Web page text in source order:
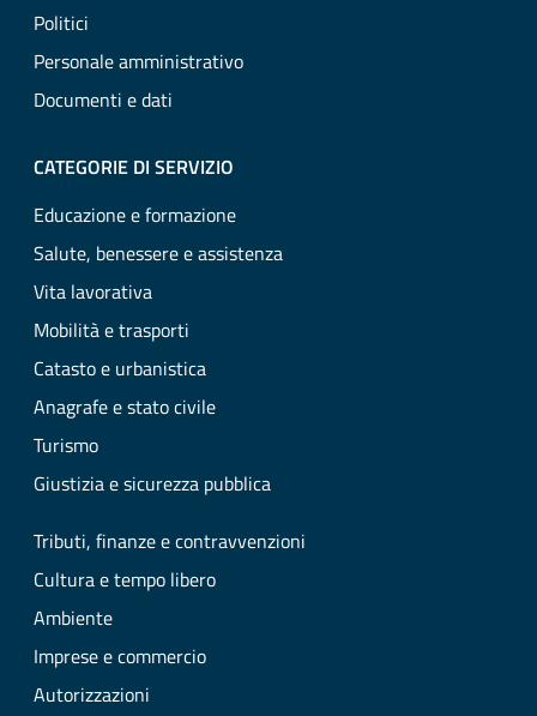
Politici
Personale amministrativo
Documenti e dati
CATEGORIE DI SERVIZIO
Educazione e formazione
Salute, benessere e assistenza
Vita lavorativa
Mobilità e trasporti
Catasto e urbanistica
Anagrafe e stato civile
Turismo
Giustizia e sicurezza pubblica
Tributi, finanze e contravvenzioni
Cultura e tempo libero
Ambiente
Imprese e commercio
Autorizzazioni